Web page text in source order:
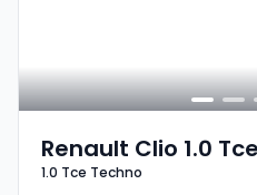
Renault Clio 1.0
1.0 Tce Techno